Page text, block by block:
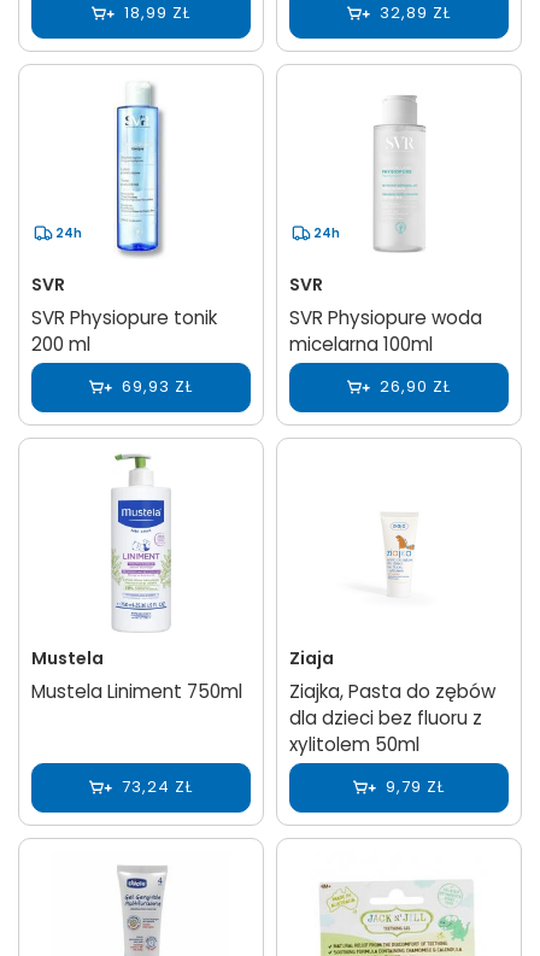
18,99 ZŁ 32,89 ZŁ
24h
SVR
SVR Physiopure tonik
200 ml
69,93 ZŁ
24h
SVR
SVR Physiopure woda
micelarna 100ml
26,90 ZŁ
Mustela
Mustela Liniment 750ml
73,24 ZŁ
Ziaja
Ziajka, Pasta do zębów
dla dzieci bez fluoru z
xylitolem 50ml
9,79 ZŁ